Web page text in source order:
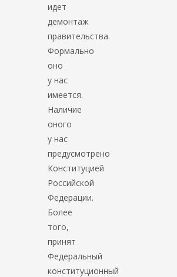
идет
демонтаж
правительства.
Формально
оно
у нас
имеется.
Наличие
оного
у нас
предусмотрено
Конституцией
Российской
Федерации.
Более
того,
принят
Федеральный
конституционный